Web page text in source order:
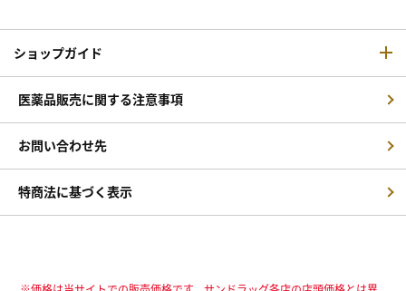
ショップガイド
医薬品販売に関する注意事項
お問い合わせ先
特商法に基づく表示